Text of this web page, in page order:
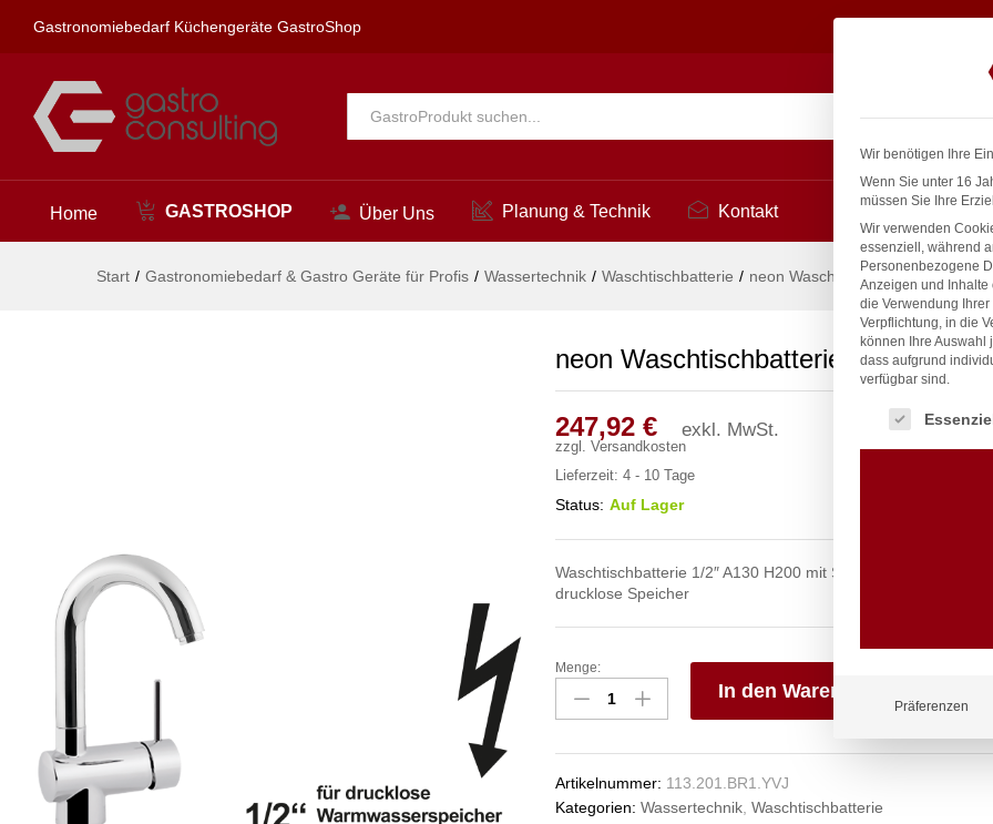
Gastronomiebedarf Küchengeräte GastroShop
Alle Suchen
Home GASTROSHOP Über Uns Planung & Technik Kontakt
Start / Gastronomiebedarf & Gastro Geräte für Profis / Wassertechnik / Waschtischbatterie / neon Waschtischbatterie 1/2″ ND
neon Waschtischbatterie 1/2″ ND
247,92 € exkl. MwSt.
zzgl. Versandkosten
Lieferzeit: 4 - 10 Tage
Status: Auf Lager
Waschtischbatterie 1/2″ A130 H200 mit Schwenkauslauf
drucklose Speicher
neon
Waschtischbatterie
1/2"
Menge:
In den Warenkorb
Artikelnummer: 113.201.BR1.YVJ
Kategorien: Wassertechnik, Waschtischbatterie
Beschreibung
Wir benötigen Ihre
Wenn Sie unter 16
müssen Sie Ihre
Wir verwenden
essenziell, während
Personenbezogene
Anzeigen und Inhalte
die Verwendung
Verpflichtung, in die
können Ihre Auswahl
dass aufgrund
verfügbar sind.
Es folgt eine
Präferenzen